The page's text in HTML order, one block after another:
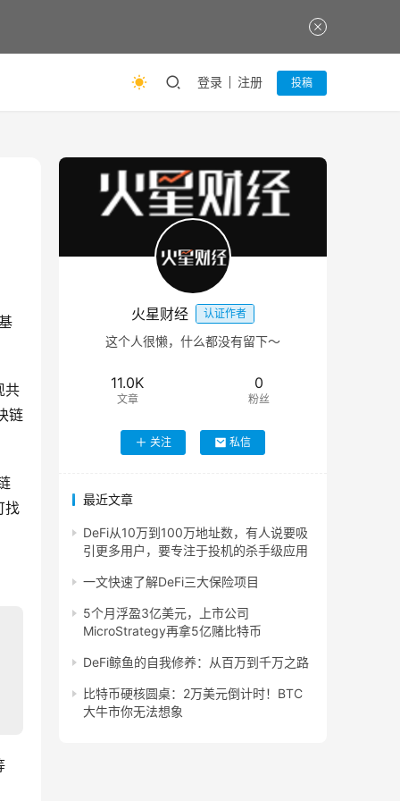
登录 注册 投稿
共
链
找
火星财经 认证作者
这个人很懒，什么都没有留下～
11.0K
文章
0
粉丝
关注 私信
最近文章
DeFi从10万到100万地址数，有人说要吸
引更多用户，要专注于投机的杀手级应用
一文快速了解DeFi三大保险项目
5个月浮盈3亿美元，上市公司
MicroStrategy再拿5亿赌比特币
DeFi鲸鱼的自我修养：从百万到千万之路
比特币硬核圆桌：2万美元倒计时！BTC
大牛市你无法想象